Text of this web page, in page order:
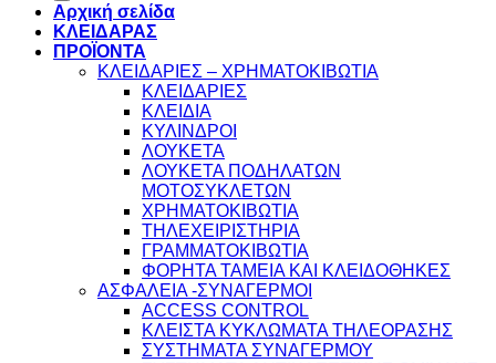
Αρχική σελίδα
ΚΛΕΙΔΑΡΑΣ
ΠΡΟΪΟΝΤΑ
ΚΛΕΙΔΑΡΙΕΣ – ΧΡΗΜΑΤΟΚΙΒΩΤΙΑ
ΚΛΕΙΔΑΡΙΕΣ
ΚΛΕΙΔΙΑ
ΚΥΛΙΝΔΡΟΙ
ΛΟΥΚΕΤΑ
ΛΟΥΚΕΤΑ ΠΟΔΗΛΑΤΩΝ
ΜΟΤΟΣΥΚΛΕΤΩΝ
ΧΡΗΜΑΤΟΚΙΒΩΤΙΑ
ΤΗΛΕΧΕΙΡΙΣΤΗΡΙΑ
ΓΡΑΜΜΑΤΟΚΙΒΩΤΙΑ
ΦΟΡΗΤΑ ΤΑΜΕΙΑ ΚΑΙ ΚΛΕΙΔΟΘΗΚΕΣ
ΑΣΦΑΛΕΙΑ -ΣΥΝΑΓΕΡΜΟΙ
ACCESS CONTROL
ΚΛΕΙΣΤΑ ΚΥΚΛΩΜΑΤΑ ΤΗΛΕΟΡΑΣΗΣ
ΣΥΣΤΗΜΑΤΑ ΣΥΝΑΓΕΡΜΟΥ